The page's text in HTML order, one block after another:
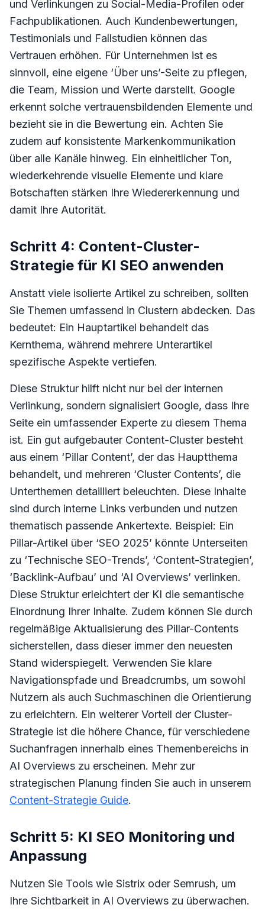
und Verlinkungen zu Social-Media-Profilen oder
Fachpublikationen. Auch Kundenbewertungen,
Testimonials und Fallstudien können das
Vertrauen erhöhen. Für Unternehmen ist es
sinnvoll, eine eigene ‘Über uns’-Seite zu pflegen,
die Team, Mission und Werte darstellt. Google
erkennt solche vertrauensbildenden Elemente und
bezieht sie in die Bewertung ein. Achten Sie
zudem auf konsistente Markenkommunikation
über alle Kanäle hinweg. Ein einheitlicher Ton,
wiederkehrende visuelle Elemente und klare
Botschaften stärken Ihre Wiedererkennung und
damit Ihre Autorität.
Schritt 4: Content-Cluster-
Strategie für KI SEO anwenden
Anstatt viele isolierte Artikel zu schreiben, sollten
Sie Themen umfassend in Clustern abdecken. Das
bedeutet: Ein Hauptartikel behandelt das
Kernthema, während mehrere Unterartikel
spezifische Aspekte vertiefen.
Diese Struktur hilft nicht nur bei der internen
Verlinkung, sondern signalisiert Google, dass Ihre
Seite ein umfassender Experte zu diesem Thema
ist. Ein gut aufgebauter Content-Cluster besteht
aus einem ‘Pillar Content’, der das Hauptthema
behandelt, und mehreren ‘Cluster Contents’, die
Unterthemen detailliert beleuchten. Diese Inhalte
sind durch interne Links verbunden und nutzen
thematisch passende Ankertexte. Beispiel: Ein
Pillar-Artikel über ‘SEO 2025’ könnte Unterseiten
zu ‘Technische SEO-Trends’, ‘Content-Strategien’,
‘Backlink-Aufbau’ und ‘AI Overviews’ verlinken.
Diese Struktur erleichtert der KI die semantische
Einordnung Ihrer Inhalte. Zudem können Sie durch
regelmäßige Aktualisierung des Pillar-Contents
sicherstellen, dass dieser immer den neuesten
Stand widerspiegelt. Verwenden Sie klare
Navigationspfade und Breadcrumbs, um sowohl
Nutzern als auch Suchmaschinen die Orientierung
zu erleichtern. Ein weiterer Vorteil der Cluster-
Strategie ist die höhere Chance, für verschiedene
Suchanfragen innerhalb eines Themenbereichs in
AI Overviews zu erscheinen. Mehr zur
strategischen Planung finden Sie auch in unserem
Content-Strategie Guide.
Schritt 5: KI SEO Monitoring und
Anpassung
Nutzen Sie Tools wie Sistrix oder Semrush, um
Ihre Sichtbarkeit in AI Overviews zu überwachen.